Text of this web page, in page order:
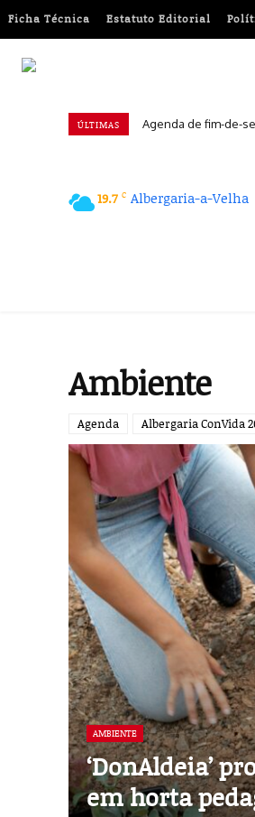
Ficha Técnica Estatuto Editorial
ÚLTIMAS Agenda de fim-de-
Euromilhões:
19.7 C Albergaria-a-Velha
Ambiente
Agenda Albergaria ConVida
AMBIENTE
‘DonAldeia’
em horta